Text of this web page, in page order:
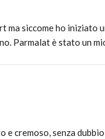
ma siccome ho iniziato
Parmalat è stato un
cremoso, senza